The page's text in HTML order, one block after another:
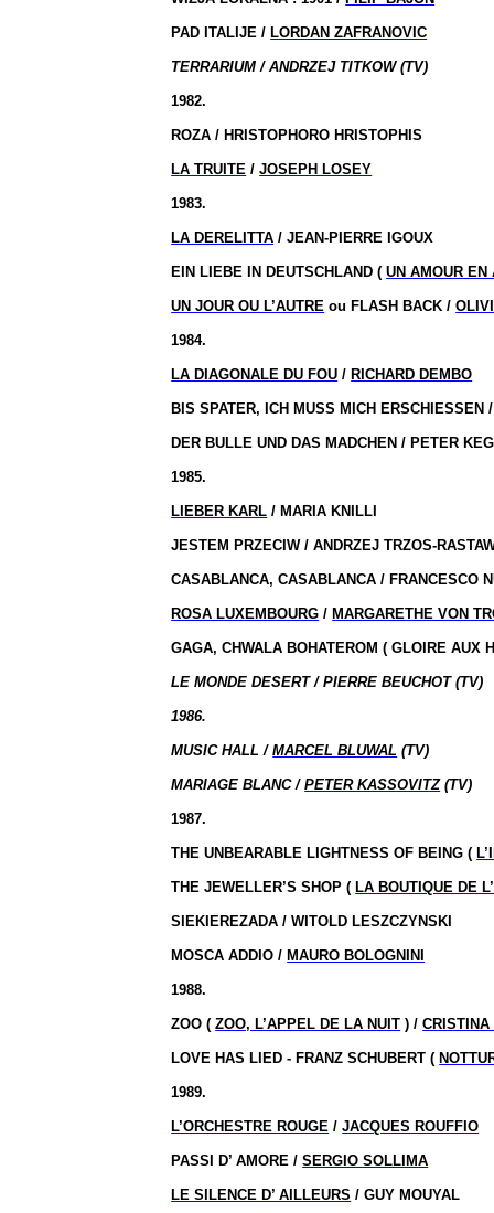
PAD ITALIJE / LORDAN ZAFRANOVIC
TERRARIUM / ANDRZEJ TITKOW (TV)
1982.
ROZA / HRISTOPHORO HRISTOPHIS
LA TRUITE /JOSEPH LOSEY
1983.
LA DERELITTA / JEAN-PIERRE IGOUX
EIN LIEBE IN DEUTSCHLAND (UN AMOUR
UN JOUR OU L’AUTRE ou FLASH BACK /
1984.
LA DIAGONALE DU FOU / RICHARD DEMBO
BIS SPATER, ICH MUSS MICH ERSCHIESSEN
DER BULLE UND DAS MADCHEN / PETER
1985.
LIEBER KARL / MARIA KNILLI
JESTEM PRZECIW / ANDRZEJ TRZOS-
CASABLANCA, CASABLANCA / FRANCESCO
ROSA LUXEMBOURG / MARGARETHE VON
GAGA, CHWALA BOHATEROM ( GLOIRE AUX
LE MONDE DESERT / PIERRE BEUCHOT (TV)
1986.
MUSIC HALL /MARCEL BLUWAL (TV)
MARIAGE BLANC /PETER KASSOVITZ(TV)
1987.
THE UNBEARABLE LIGHTNESS OF BEING (
THE JEWELLER’S SHOP ( LA BOUTIQUE DE
SIEKIEREZADA / WITOLD LESZCZYNSKI
MOSCA ADDIO / MAURO BOLOGNINI
1988.
ZOO (ZOO, L’APPEL DE LA NUIT ) /CRISTINA
LOVE HAS LIED - FRANZ SCHUBERT (
1989.
L’ORCHESTRE ROUGE /JACQUES ROUFFIO
PASSI D’ AMORE /SERGIO SOLLIMA
LE SILENCE D’ AILLEURS / GUY MOUYAL